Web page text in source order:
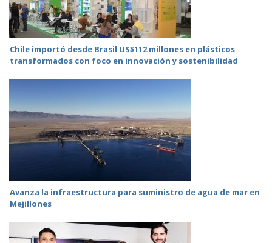
Chile importó desde Brasil US$112 millones en plásticos
transformados con foco en innovación y sostenibilidad
Avanza la infraestructura para suministro de agua de mar en
Mejillones